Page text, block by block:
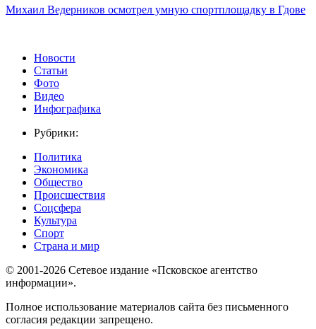
Михаил Ведерников осмотрел умную спортплощадку в Гдове
Новости
Статьи
Фото
Видео
Инфографика
Рубрики:
Политика
Экономика
Общество
Происшествия
Соцсфера
Культура
Спорт
Страна и мир
© 2001-2026 Сетевое издание «Псковское агентство
информации».
Полное использование материалов сайта без письменного
согласия редакции запрещено.